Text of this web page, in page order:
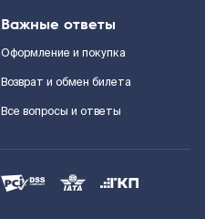
Важные ответы
Оформление и покупка
Возврат и обмен билета
Все вопросы и ответы